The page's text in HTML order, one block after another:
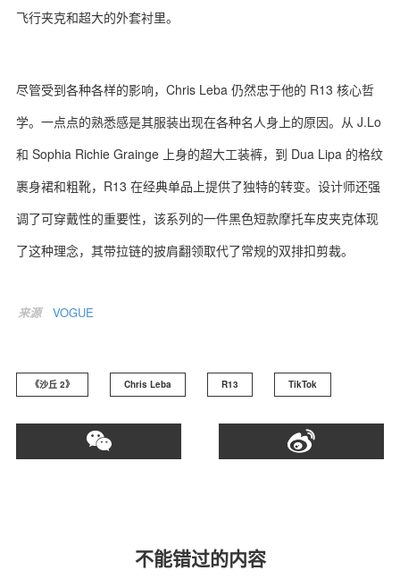
飞行夹克和超大的外套衬里。
尽管受到各种各样的影响，Chris Leba 仍然忠于他的 R13 核心哲
学。一点点的熟悉感是其服装出现在各种名人身上的原因。从 J.Lo
和 Sophia Richie Grainge 上身的超大工装裤，到 Dua Lipa 的格纹
裹身裙和粗靴，R13 在经典单品上提供了独特的转变。设计师还强
调了可穿戴性的重要性，该系列的一件黑色短款摩托车皮夹克体现
了这种理念，其带拉链的披肩翻领取代了常规的双排扣剪裁。
来源 VOGUE
《沙丘 2》 Chris Leba R13 TikTok
不能错过的内容